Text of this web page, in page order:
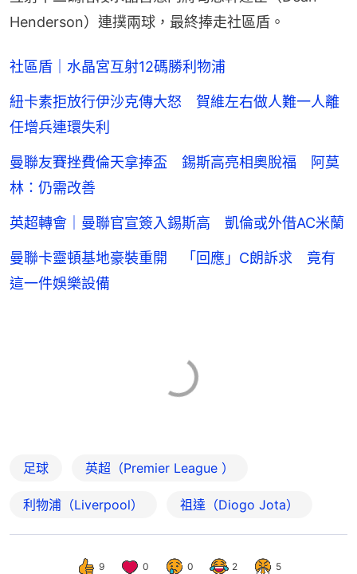
Henderson）連撲兩球，最終捧走社區盾。
社區盾｜水晶宮互射12碼勝利物浦
紐卡素拒放行伊沙克傳大怒 賀維左右做人難一人離
任增兵連環失利
曼聯友賽挫費倫天拿捧盃 錫斯高亮相奧脫福 阿莫
林：仍需改善
英超轉會｜曼聯官宣簽入錫斯高 凱倫或外借AC米蘭
曼聯卡靈頓基地豪裝重開 「回應」C朗訴求 竟有
這一件娛樂設備
足球 英超（Premier League ）
利物浦（Liverpool） 祖達（Diogo Jota）
9 0 0 2 5